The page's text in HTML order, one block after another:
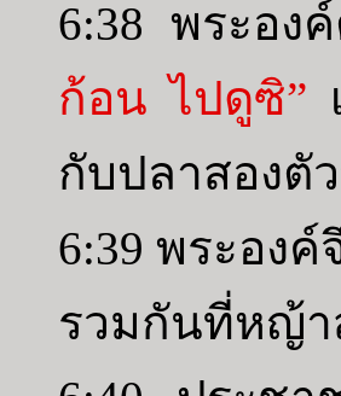
6:38 พระอง
ก้อน ไปดูซิ”
กับปลาสองตั
6:39 พระอง
รวมกันที่หญ้า